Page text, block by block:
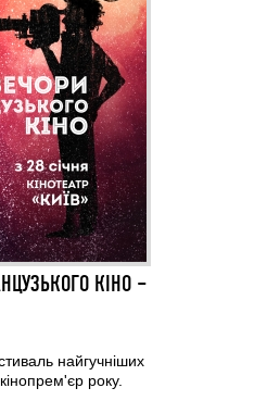
КІНО –
найгучніших
року.